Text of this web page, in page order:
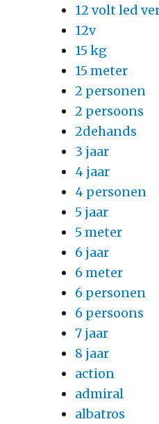
12 volt led
12v
15 kg
15 meter
2 personen
2 persoons
2dehands
3 jaar
4 jaar
4 personen
5 jaar
5 meter
6 jaar
6 meter
6 personen
6 persoons
7 jaar
8 jaar
action
admiral
albatros